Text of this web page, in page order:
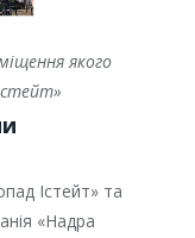
якого
Істейт» та
«Надра